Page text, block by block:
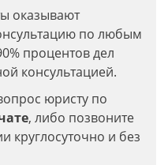
оказывают
по любым
процентов дел
консультацией.
юристу по
, либо позвоните
круглосуточно и без